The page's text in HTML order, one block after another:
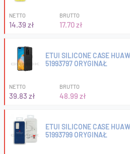
NETTO
14.39 zł
BRUTTO
17.70 zł
ETUI SILICONE CASE
51993797 ORYGINAŁ
NETTO
39.83 zł
BRUTTO
48.99 zł
ETUI SILICONE CASE
51993799 ORYGINAŁ